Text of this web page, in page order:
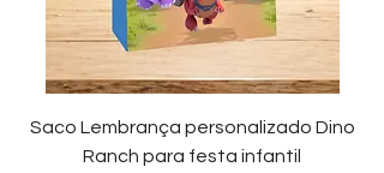
Saco Lembrança personalizado Dino
Ranch para festa infantil